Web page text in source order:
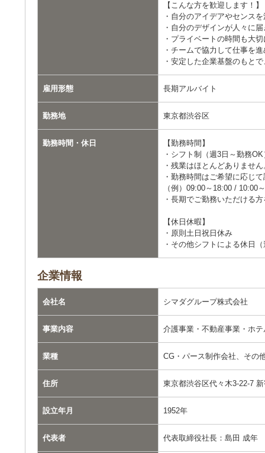
【こんな方を歓迎します！】
・自分のアイデアやセンス
・自分のデザインが人々に
・プライベートの時間も大
・チームで協力して仕事を
・安定した企業基盤のもと
雇用形態 長期アルバイト
勤務地 東京都渋谷区
勤務時間・休日
【勤務時間】
・シフト制（週3日～勤務OK
・残業はほとんどありません
・勤務時間はご希望に応じ
（例）09:00～18:00 / 10:00
・長期でご勤務いただける
【休日休暇】
・原則土日祝日休み
・その他シフトによる休日
企業情報
会社名 シマダグループ株式会社
事業内容 介護事業・不動産事業・ホ
業種 CG・パース制作会社、その
住所 東京都渋谷区代々木3-22-7
設立年月 1952年
代表者 代表取締役社長：島田 成年